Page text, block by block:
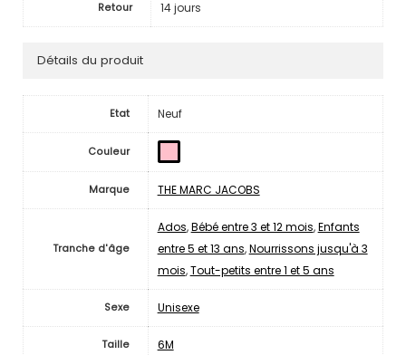
Retour 14 jours
Détails du produit
Etat Neuf
Couleur
Marque THE MARC JACOBS
Tranche d'âge
Ados,Bébé entre 3 et 12 mois,Enfants
entre 5 et 13 ans,Nourrissons jusqu'à 3
mois,Tout-petits entre 1 et 5 ans
Sexe Unisexe
Taille 6M